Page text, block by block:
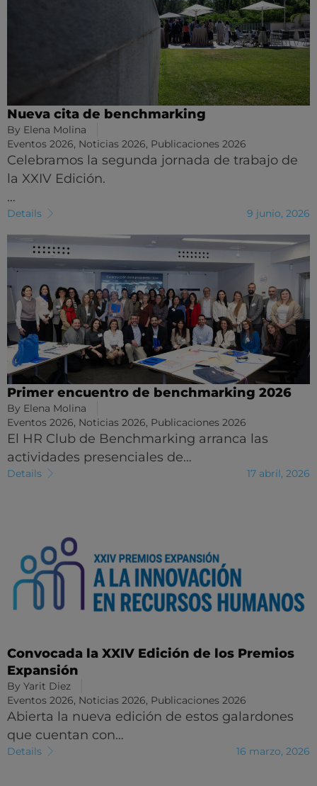
Nueva cita de benchmarking
By Elena Molina
Eventos 2026, Noticias 2026, Publicaciones 2026
Celebramos la segunda jornada de trabajo de
la XXIV Edición.
…
Details 9 junio, 2026
Primer encuentro de benchmarking 2026
By Elena Molina
Eventos 2026, Noticias 2026, Publicaciones 2026
El HR Club de Benchmarking arranca las
actividades presenciales de…
Details 17 abril, 2026
Convocada la XXIV Edición de los Premios
Expansión
By Yarit Diez
Eventos 2026, Noticias 2026, Publicaciones 2026
Abierta la nueva edición de estos galardones
que cuentan con…
Details 16 marzo, 2026